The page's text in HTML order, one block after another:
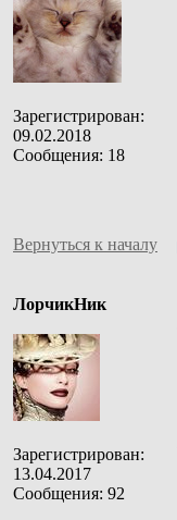
Зарегистрирован:
09.02.2018
Сообщения: 18
Вернуться к началу
ЛорчикНик
Зарегистрирован:
13.04.2017
Сообщения: 92